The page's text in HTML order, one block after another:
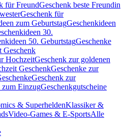
für FreundGeschenk beste Freundin
Geschenk für
zum GeburtstagGeschenkideen
30.
50. GeburtstagGeschenke
Geschenk
HochzeitGeschenk zur goldenen
GeschenkGeschenke zur
Geschenk zur
zum EinzugGeschenkgutscheine
& SuperheldenKlassiker &
Video-Games & E-SportsAlle